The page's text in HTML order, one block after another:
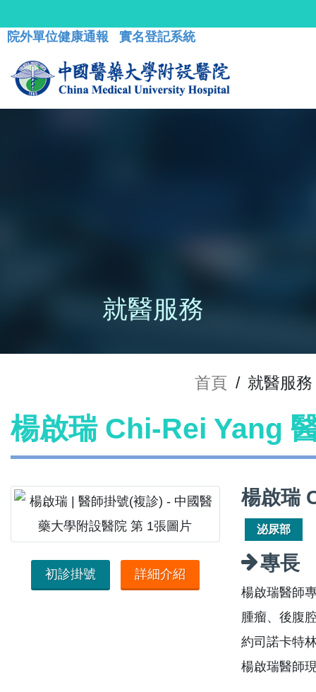
院外單位健康通報 實名登記系統
就醫服務
首頁 / 就醫服務
楊啟瑞 Chi-Rei Yang
初診掛號 詳細介紹
楊啟瑞
泌尿部
專長
楊啟瑞醫師
腫瘤、後腹
約司諾卡特
楊啟瑞醫師